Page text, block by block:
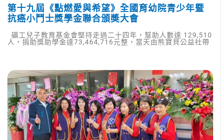
第十九屆《點燃愛與希望》全國育幼院青少年暨
抗癌小鬥士獎學金聯合頒奬大會
礦工兒子教育基金會堅持走過二十四年，幫助人數達 129,510
人，捐助獎助學金達73,464,716元整，當天由熊寶貝公益社帶